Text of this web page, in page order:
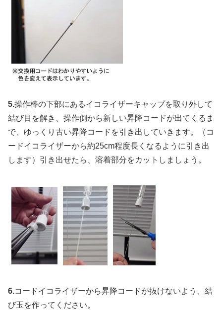
5.操作棒の下部にあるイコライザーキャップを取り外して
結び目を解き、操作側から新しい昇降コードが出てくるま
で、ゆっくり古い昇降コードを引き出していきます。（コ
ードイコライザーから約25cm程度長くなるように引き出
します）引き出せたら、溶着部分をカットしましょう。
6.コードイコライザーから昇降コードが抜けないよう、結
び玉を作ってください。